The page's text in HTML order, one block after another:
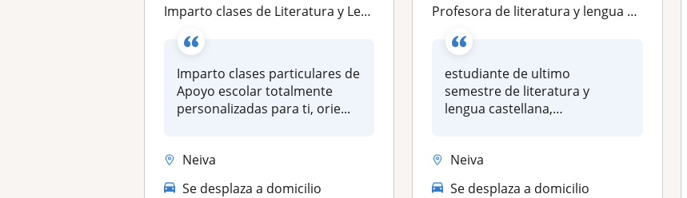
Imparto clases de Literatura y Lengua Castellana para niños de primaria y secundaria
Imparto clases particulares de
Apoyo escolar totalmente
personalizadas para ti, orie...
Neiva
Se desplaza a domicilio
profesora de literatura y lengua castellana
estudiante de ultimo
semestre de literatura y
lengua castellana,
Neiva
Se desplaza a domicilio